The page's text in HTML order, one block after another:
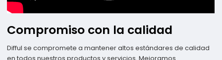
Compromiso con la calidad
Difful se compromete a mantener altos estándares de calidad